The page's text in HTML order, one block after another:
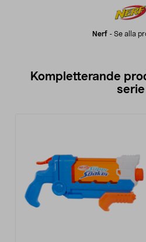
Nerf- Se alla
Kompletterande
serie